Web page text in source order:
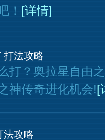
！ [详情]
打法攻略
打？奥拉星自由
神传奇进化机会![
法攻略